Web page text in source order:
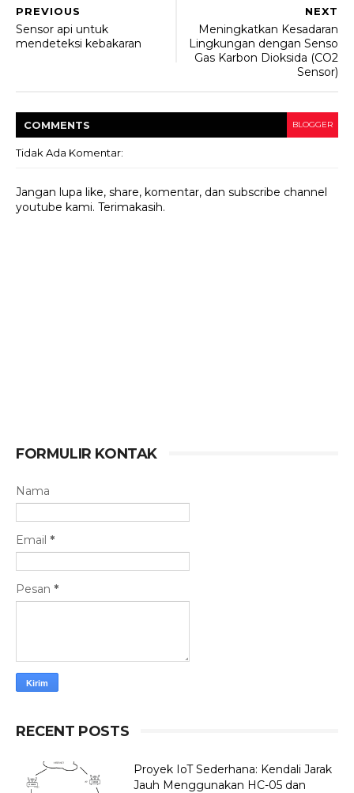
NEXT
Meningkatkan Kesadaran
Lingkungan dengan Senso
Gas Karbon Dioksida (CO2
Sensor)
PREVIOUS
Sensor api untuk
mendeteksi kebakaran
COMMENTS BLOGGER
Tidak Ada Komentar:
Jangan lupa like, share, komentar, dan subscribe channel
youtube kami. Terimakasih.
FORMULIR KONTAK
Nama
Email *
Pesan *
RECENT POSTS
Proyek IoT Sederhana: Kendali Jarak
Jauh Menggunakan HC-05 dan